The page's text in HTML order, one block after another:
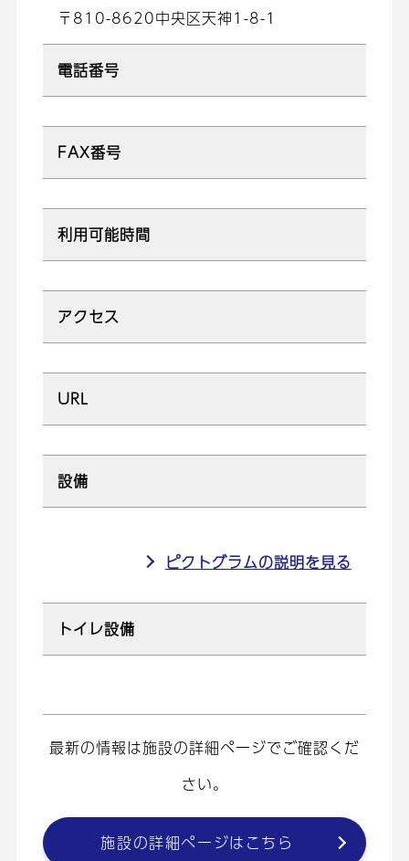
〒810-8620中央区天神1-8-1
電話番号
FAX番号
利用可能時間
アクセス
URL
設備
ピクトグラムの説明を見る
トイレ設備
最新の情報は施設の詳細ページでご確認くだ
さい。
施設の詳細ページはこちら